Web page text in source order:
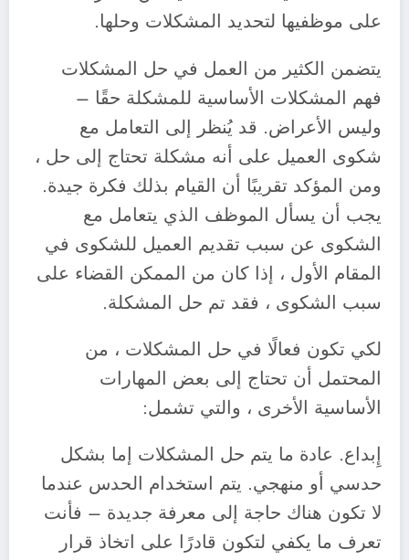
على موظفيها لتحديد المشكلات وحلها.
‎يتضمن الكثير من العمل في حل المشكلات
فهم المشكلات الأساسية للمشكلة حقًا –
وليس الأعراض. قد يُنظر إلى التعامل مع
شكوى العميل على أنه مشكلة تحتاج إلى حل ،
ومن المؤكد تقريبًا أن القيام بذلك فكرة جيدة.
يجب أن يسأل الموظف الذي يتعامل مع
الشكوى عن سبب تقديم العميل للشكوى في
المقام الأول ، إذا كان من الممكن القضاء على
سبب الشكوى ، فقد تم حل المشكلة.
‎لكي تكون فعالًا في حل المشكلات ، من
المحتمل أن تحتاج إلى بعض المهارات
الأساسية الأخرى ، والتي تشمل:
‎إِبداع. عادة ما يتم حل المشكلات إما بشكل
حدسي أو منهجي. يتم استخدام الحدس عندما
لا تكون هناك حاجة إلى معرفة جديدة – فأنت
تعرف ما يكفي لتكون قادرًا على اتخاذ قرار